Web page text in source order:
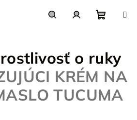
košík
o ruky
KRÉM NA
TUCUMA